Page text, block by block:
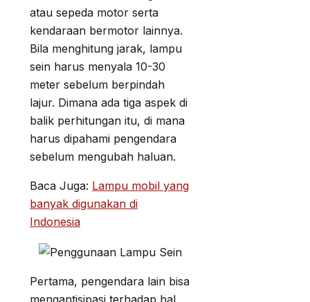
atau sepeda motor serta
kendaraan bermotor lainnya.
Bila menghitung jarak, lampu
sein harus menyala 10-30
meter sebelum berpindah
lajur. Dimana ada tiga aspek di
balik perhitungan itu, di mana
harus dipahami pengendara
sebelum mengubah haluan.
Baca Juga: Lampu mobil yang
banyak digunakan di
Indonesia
Pertama, pengendara lain bisa